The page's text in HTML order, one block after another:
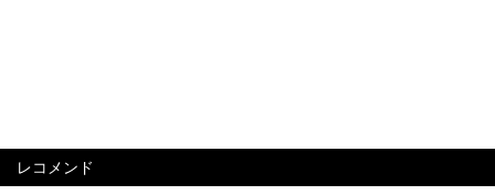
レコメンド